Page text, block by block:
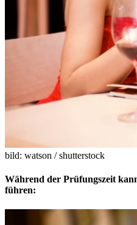
bild: watson / shutterstock
Während der Prüfungszeit
führen: